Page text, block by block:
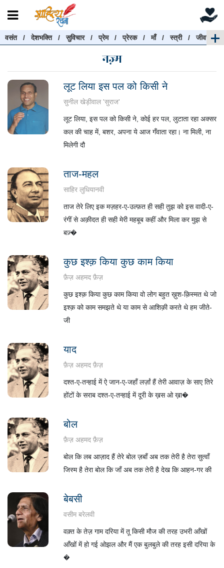
वसंत/देशभक्ति/सुविचार/प्रेम/प्रेरक/माँ/स्त्री/जीवन
नज़्म
लूट लिया इस पल को किसी ने
सुनील खेड़ीवाल 'सुराज'
लूट लिया, इस पल को किसी ने, कोई हर पल, लुटाता रहा अक्सर
कल की चाह में, बशर, अपना ये आज गँवाता रहा। ना मिली, ना
मिलेगी दौ
ताज-महल
साहिर लुधियानवी
ताज तेरे लिए इक मज़हर-ए-उल्फ़त ही सही तुझ को इस वादी-ए-
रंगीं से अक़ीदत ही सही मेरी महबूब कहीं और मिला कर मुझ से
बज़्�
कुछ इश्क़ किया कुछ काम किया
फ़ैज़ अहमद फ़ैज़
कुछ इश्क़ किया कुछ काम किया वो लोग बहुत ख़ुश-क़िस्मत थे जो
इश्क़ को काम समझते थे या काम से आशिक़ी करते थे हम जीते-
जी
याद
फ़ैज़ अहमद फ़ैज़
दश्त-ए-तन्हाई में ऐ जान-ए-जहाँ लर्ज़ां हैं तेरी आवाज़ के साए तिरे
होंटों के सराब दश्त-ए-तन्हाई में दूरी के ख़स ओ ख़ा�
बोल
फ़ैज़ अहमद फ़ैज़
बोल कि लब आज़ाद हैं तेरे बोल ज़बाँ अब तक तेरी है तेरा सुत्वाँ
जिस्म है तेरा बोल कि जाँ अब तक तेरी है देख कि आहन-गर की
बेबसी
वसीम बरेलवी
वक़्त के तेज़ गाम दरिया में तू किसी मौज की तरह उभरी आँखों
आँखों में हो गई ओझल और मैं एक बुलबुले की तरह इसी दरिया के
�
रचनाएँ खोजें
रचनाएँ खोजने के लिए नीचे दी गई बॉक्स में हिन्दी में लिखें और
"खोजें" बटन पर क्लिक करें
हटाएँ
खोजें